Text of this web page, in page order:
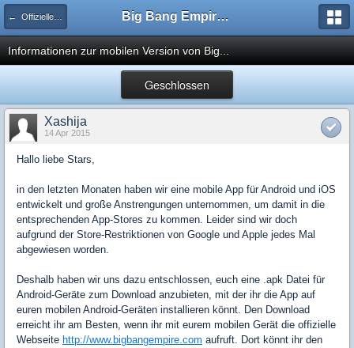
← Offizielle Big Bang Empire Neuigkeiten Big Bang Empire - Forum
Informationen zur mobilen Version von Big...
Geschlossen
Xashija
14 Apr 2015
Hallo liebe Stars,
in den letzten Monaten haben wir eine mobile App für Android und iOS
entwickelt und große Anstrengungen unternommen, um damit in die
entsprechenden App-Stores zu kommen. Leider sind wir doch
aufgrund der Store-Restriktionen von Google und Apple jedes Mal
abgewiesen worden.
Deshalb haben wir uns dazu entschlossen, euch eine .apk Datei für
Android-Geräte zum Download anzubieten, mit der ihr die App auf
euren mobilen Android-Geräten installieren könnt. Den Download
erreicht ihr am Besten, wenn ihr mit eurem mobilen Gerät die offizielle
Webseite http://www.bigbangempire.com aufruft. Dort könnt ihr den